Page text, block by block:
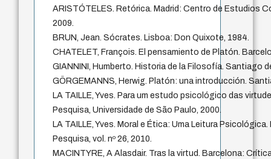
ARISTÓTELES. Retórica. Madrid: Centro de Estudios
2009.
BRUN, Jean. Sócrates. Lisboa: Don Quixote, 1984.
CHATELET, François. El pensamiento de Platón.
GIANNINI, Humberto. Historia de la Filosofía. Santiago
GÖRGEMANNS, Herwig. Platón: una introducción.
LA TAILLE, Yves. Para um estudo psicológico das
Pesquisa, Universidade de São Paulo, 2000.
LA TAILLE, Yves. Moral e Ética: Uma Leitura
Pesquisa, vol. nº 26, 2010.
MACINTYRE, A Alasdair. Tras la virtud. Barcelona: